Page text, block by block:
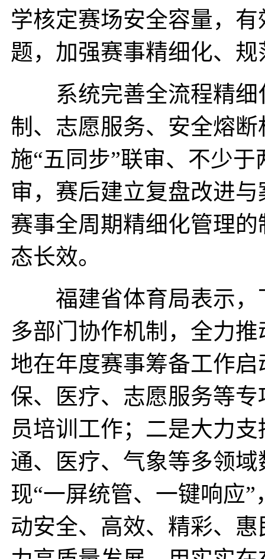
学核定赛场安全容量，
题，加强赛事精细化、
系统完善全流程精细
制、志愿服务、安全熔
施“五同步”联审、不少
审，赛后建立复盘改进
赛事全周期精细化管理
态长效。
福建省体育局表示，
多部门协作机制，全力
地在年度赛事筹备工作
保、医疗、志愿服务等
员培训工作；二是大力
通、医疗、气象等多领
现“一屏统管、一键响应
动安全、高效、精彩、